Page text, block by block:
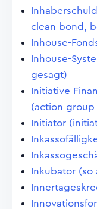
clean bond,
Inhouse-
Inhouse-
gesagt)
Initiative
(action group
Initiator
Inkubator (so